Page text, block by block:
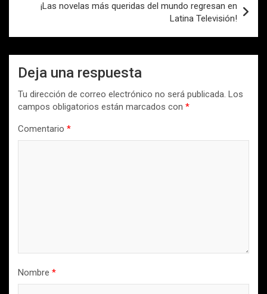
¡Las novelas más queridas del mundo regresan en
Latina Televisión!
Deja una respuesta
Tu dirección de correo electrónico no será publicada. Los
campos obligatorios están marcados con *
Comentario *
Nombre *